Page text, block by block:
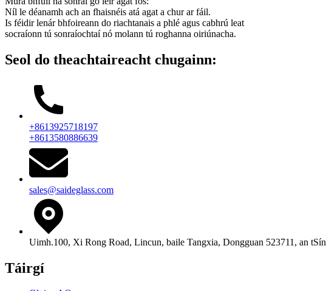
Níl le déanamh ach an fhaisnéis atá agat a chur ar fáil.
Is féidir lenár bhfoireann do riachtanais a phlé agus cabhrú leat
socraíonn tú sonraíochtaí nó molann tú roghanna oiriúnacha.
Seol do theachtaireacht chugainn:
+8613925718197
+8613580886639
sales@saideglass.com
Uimh.100, Xi Rong Road, Lincun, baile Tangxia, Dongguan 523711, an tSín
Táirgí